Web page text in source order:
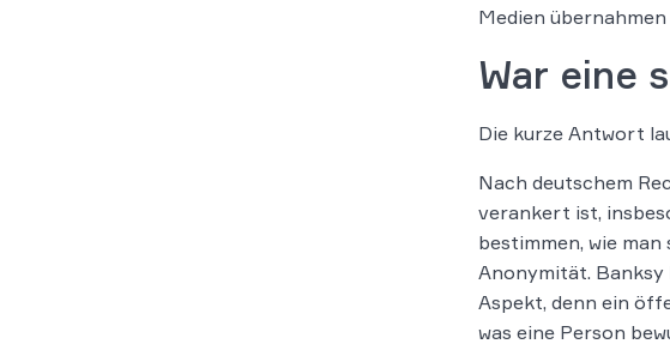
Medien
War eine
Die kurze Antwort
Nach deutschem
verankert ist,
bestimmen, wie
Anonymität. Banksy
Aspekt, denn ein
was eine Person